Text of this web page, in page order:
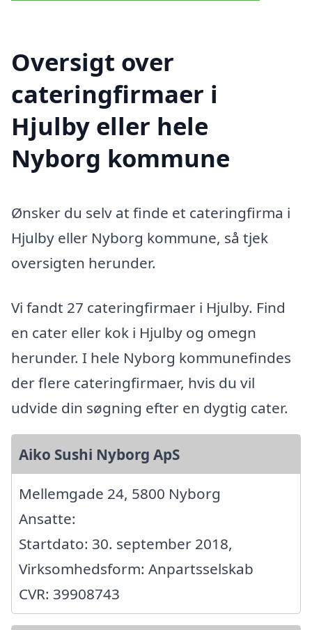
Oversigt over
cateringfirmaer i
Hjulby eller hele
Nyborg kommune
Ønsker du selv at finde et cateringfirma i
Hjulby eller Nyborg kommune, så tjek
oversigten herunder.
Vi fandt 27 cateringfirmaer i Hjulby. Find
en cater eller kok i Hjulby og omegn
herunder. I hele Nyborg kommunefindes
der flere cateringfirmaer, hvis du vil
udvide din søgning efter en dygtig cater.
Aiko Sushi Nyborg ApS
Mellemgade 24, 5800 Nyborg
Ansatte:
Startdato: 30. september 2018,
Virksomhedsform: Anpartsselskab
CVR: 39908743